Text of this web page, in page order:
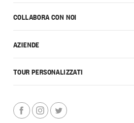
COLLABORA CON NOI
AZIENDE
TOUR PERSONALIZZATI